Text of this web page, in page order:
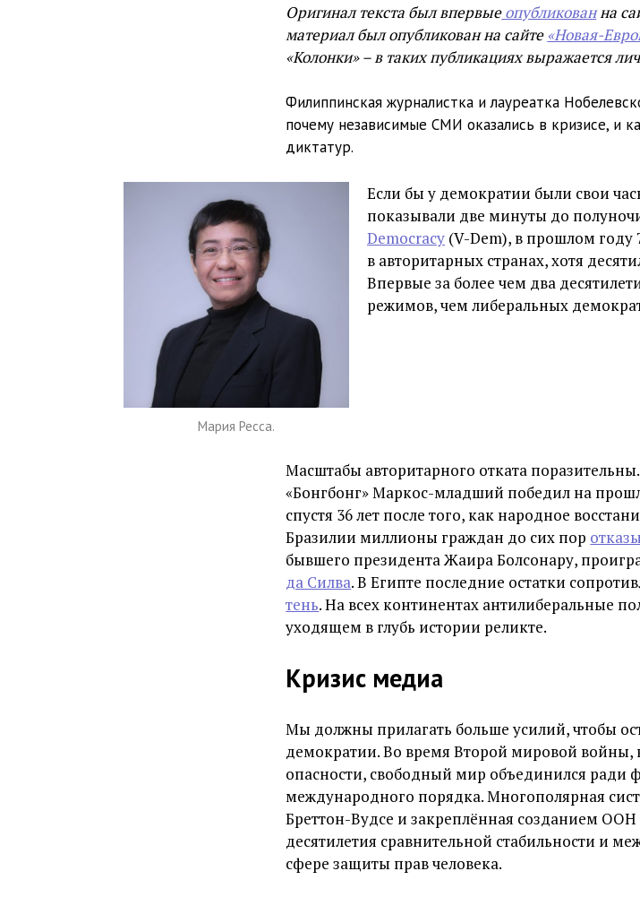
Оригинал текста был впервыеопубликованна
материал был опубликован на сайте«Новая-
«Колонки» – в таких публикациях выражается
Филиппинская журналистка и лауреатка
почему независимые СМИ оказались в кризисе, и
диктатур.
Мария Ресса.
Если бы у демократии были свои
показывали две минуты до
Democracy(V-Dem), в прошлом году
в авторитарных странах, хотя
Впервые за более чем два
режимов, чем либеральных
Масштабы авторитарного отката
«Бонгбонг» Маркос-младший победил на
спустя 36 лет после того, как народное
Бразилии миллионы граждан до сих пор
бывшего президента Жаира Болсонару,
да Силва. В Египте последние остатки
тень. На всех континентах антилиберальные
уходящем в глубь истории реликте.
Кризис медиа
Мы должны прилагать больше усилий, чтобы
демократии. Во время Второй мировой войны,
опасности, свободный мир объединился ради
международного порядка. Многополярная
Бреттон-Вудсе и закреплённая созданием
десятилетия сравнительной стабильности и
сфере защиты прав человека.